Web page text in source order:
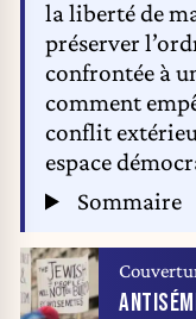
la liberté de
préserver
confrontée à
comment
conflit
espace
Sommaire